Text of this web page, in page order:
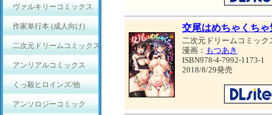
ヴァルキリーコミックス
作家単行本 (成人向け)
二次元ドリームコミックス
アンリアルコミックス
くっ殺ヒロインズ/他
アンソロジーコミック
交尾はめちゃくち
二次元ドリームコミック
漫画： もつあき
ISBN978-4-7992-1173-1
2018/8/29発売